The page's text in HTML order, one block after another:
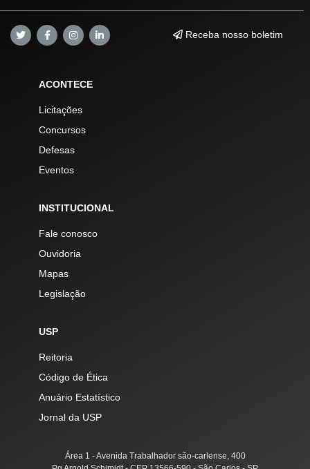
Receba nosso boletim
ACONTECE
Licitações
Concursos
Defesas
Eventos
INSTITUCIONAL
Fale conosco
Ouvidoria
Mapas
Legislação
USP
Reitoria
Código de Ética
Anuário Estatístico
Jornal da USP
Área 1 - Avenida Trabalhador são-carlense, 400